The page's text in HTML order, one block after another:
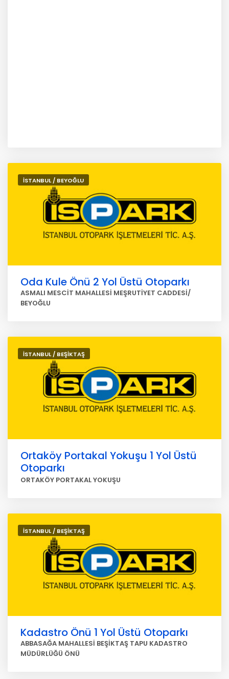
İSTANBUL / BEYOĞLU
Oda Kule Önü 2 Yol Üstü Otoparkı
ASMALI MESCİT MAHALLESİ MEŞRUTİYET CADDESİ/
BEYOĞLU
İSTANBUL / BEŞİKTAŞ
Ortaköy Portakal Yokuşu 1 Yol Üstü
Otoparkı
ORTAKÖY PORTAKAL YOKUŞU
İSTANBUL / BEŞİKTAŞ
Kadastro Önü 1 Yol Üstü Otoparkı
ABBASAĞA MAHALLESİ BEŞİKTAŞ TAPU KADASTRO
MÜDÜRLÜĞÜ ÖNÜ